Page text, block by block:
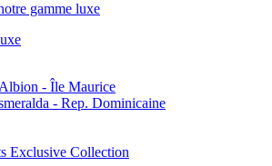
gamme luxe
- Île Maurice
- Rep. Dominicaine
Exclusive Collection